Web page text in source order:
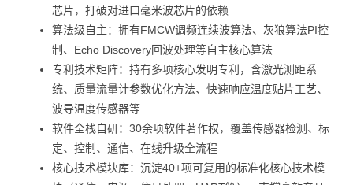
芯片，打破对进口毫米波芯片的依赖
算法级自主：拥有FMCW调频连续波算法、灰狼算法PI控
制、Echo Discovery回波处理等自主核心算法
专利技术矩阵：持有多项核心发明专利，含激光测距系
统、质量流量计参数优化方法、快速响应温度贴片工艺、
波导温度传感器等
软件全栈自研：30余项软件著作权，覆盖传感器检测、标
定、控制、通信、在线升级全流程
核心技术模块库：沉淀40+项可复用的标准化核心技术模